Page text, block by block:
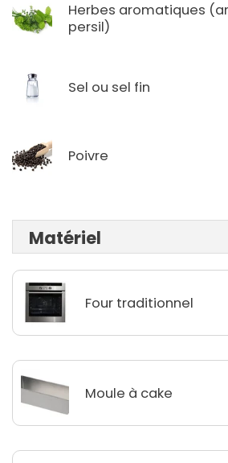
Herbes aromatiques
persil)
Sel ou sel fin
Poivre
Matériel
Four traditionnel
Moule à cake